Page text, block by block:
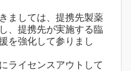
ましては、提携先製薬
、提携先が実施する臨
を強化して参りまし
ライセンスアウトして